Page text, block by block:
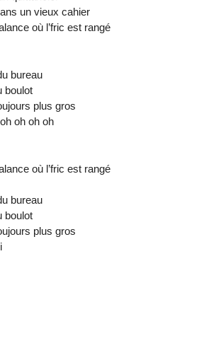
un vieux cahier
où l’fric est rangé
bureau
boulot
plus gros
oh oh oh
où l’fric est rangé
bureau
boulot
plus gros